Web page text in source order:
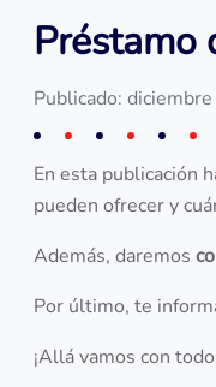
Préstamo
Publicado:
En esta publicación
pueden ofrecer y
Además, daremos
Por último, te
¡Allá vamos con